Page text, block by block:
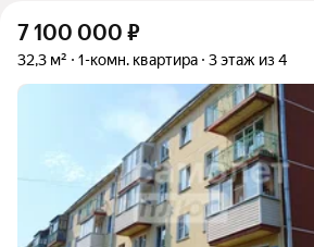
7 100 000 ₽
32,3 м² 1-комн. квартира 3 этаж из 4